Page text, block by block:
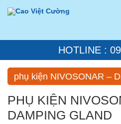
HOTLINE :
phụ kiện NIVOSONAR –
PHỤ KIỆN
DAMPING GLAND